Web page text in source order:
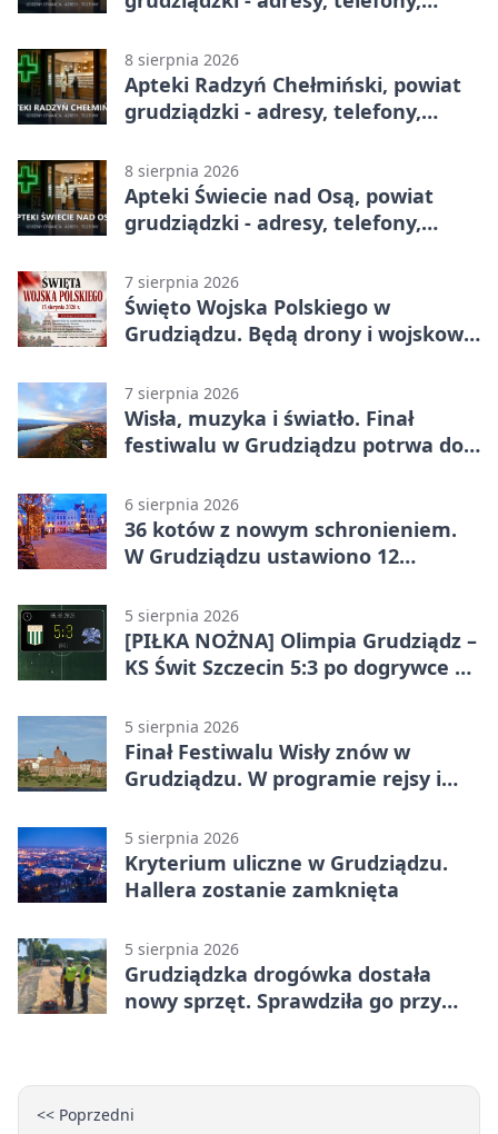
8 sierpnia 2026
Apteki Radzyń Chełmiński, powiat
grudziądzki - adresy, telefony,
8 sierpnia 2026
Apteki Świecie nad Osą, powiat
grudziądzki - adresy, telefony,
7 sierpnia 2026
Święto Wojska Polskiego w
Grudziądzu. Będą drony i wojskowa
7 sierpnia 2026
Wisła, muzyka i światło. Finał
festiwalu w Grudziądzu potrwa do
6 sierpnia 2026
36 kotów z nowym schronieniem.
W Grudziądzu ustawiono 12
5 sierpnia 2026
[PIŁKA NOŻNA] Olimpia Grudziądz –
KS Świt Szczecin 5:3 po dogrywce w
odwrócili losy meczu
5 sierpnia 2026
Finał Festiwalu Wisły znów w
Grudziądzu. W programie rejsy i
5 sierpnia 2026
Kryterium uliczne w Grudziądzu.
Hallera zostanie zamknięta
5 sierpnia 2026
Grudziądzka drogówka dostała
nowy sprzęt. Sprawdziła go przy
<< Poprzedni